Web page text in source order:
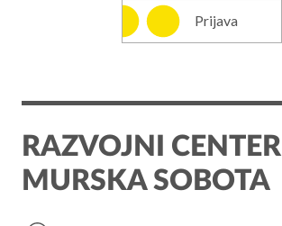
Prijava
RAZVOJNI CENTER
MURSKA SOBOTA